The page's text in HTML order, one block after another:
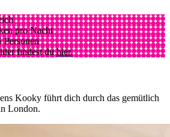
pro Nacht
findest duhier.
Kooky führt dich durch das gemütlich
London.